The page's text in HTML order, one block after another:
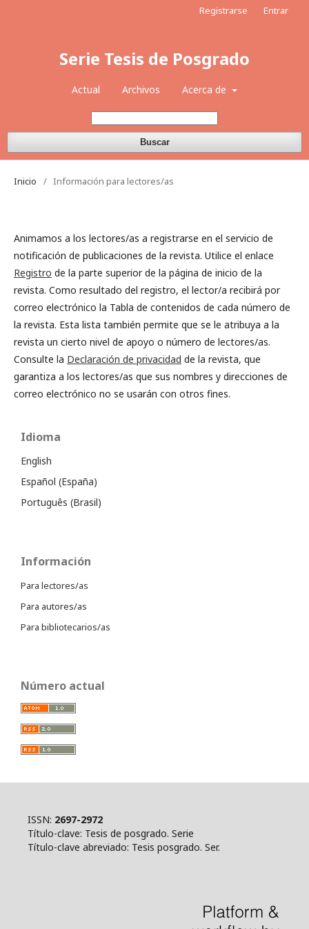
Serie Tesis de Posgrado
Actual Archivos Acerca de
Buscar
Registrarse Entrar
Inicio / Información para lectores/as
Animamos a los lectores/as a registrarse en el servicio de
notificación de publicaciones de la revista. Utilice el enlace
Registro de la parte superior de la página de inicio de la
revista. Como resultado del registro, el lector/a recibirá por
correo electrónico la Tabla de contenidos de cada número de
la revista. Esta lista también permite que se le atribuya a la
revista un cierto nivel de apoyo o número de lectores/as.
Consulte la Declaración de privacidad de la revista, que
garantiza a los lectores/as que sus nombres y direcciones de
correo electrónico no se usarán con otros fines.
Idioma
English
Español (España)
Português (Brasil)
Información
Para lectores/as
Para autores/as
Para bibliotecarios/as
Número actual
ISSN: 2697-2972
Título-clave: Tesis de posgrado. Serie
Título-clave abreviado: Tesis posgrado. Ser.